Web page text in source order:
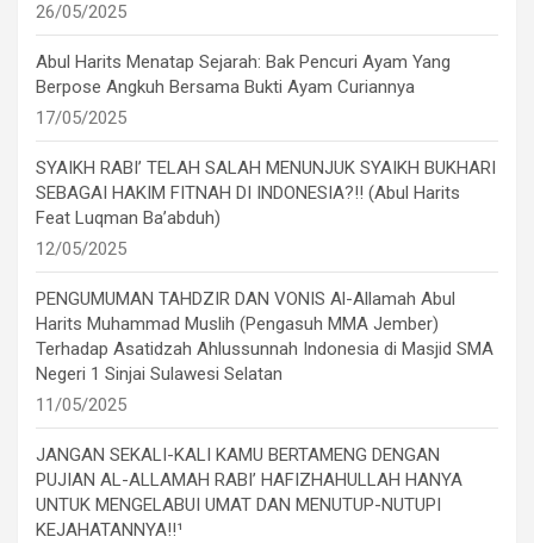
26/05/2025
Abul Harits Menatap Sejarah: Bak Pencuri Ayam Yang
Berpose Angkuh Bersama Bukti Ayam Curiannya
17/05/2025
SYAIKH RABI’ TELAH SALAH MENUNJUK SYAIKH BUKHARI
SEBAGAI HAKIM FITNAH DI INDONESIA?!! (Abul Harits
Feat Luqman Ba’abduh)
12/05/2025
PENGUMUMAN TAHDZIR DAN VONIS Al-Allamah Abul
Harits Muhammad Muslih (Pengasuh MMA Jember)
Terhadap Asatidzah Ahlussunnah Indonesia di Masjid SMA
Negeri 1 Sinjai Sulawesi Selatan
11/05/2025
JANGAN SEKALI-KALI KAMU BERTAMENG DENGAN
PUJIAN AL-ALLAMAH RABI’ HAFIZHAHULLAH HANYA
UNTUK MENGELABUI UMAT DAN MENUTUP-NUTUPI
KEJAHATANNYA!!¹